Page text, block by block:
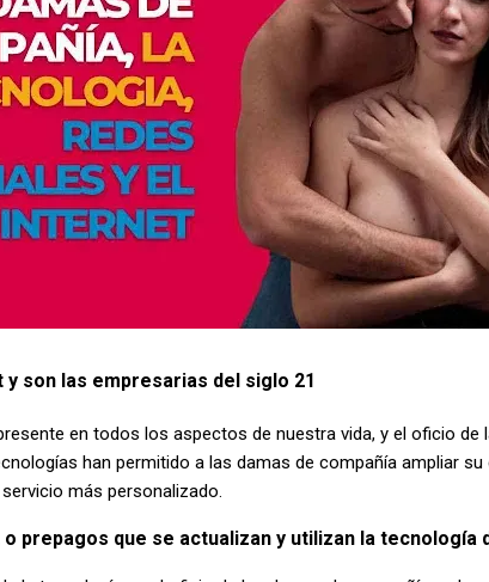
son las empresarias del siglo 21
en todos los aspectos de nuestra vida, y el oficio de
han permitido a las damas de compañía ampliar
más personalizado.
prepagos que se actualizan y utilizan la tecnología